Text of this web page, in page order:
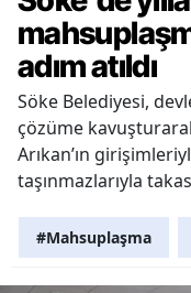
adım atıldı
Söke Belediyesi,
çözüme
Arıkan’ın
taşınmazlarıyla
#Mahsuplaşma